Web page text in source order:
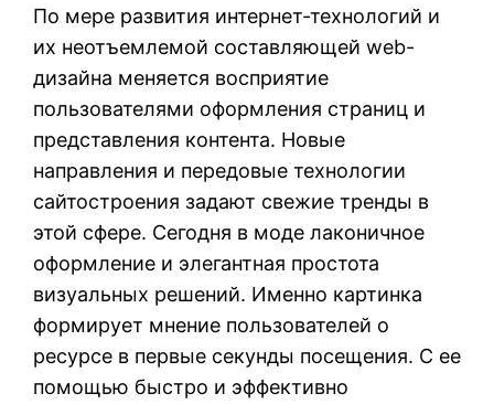
По мере развития интернет-технологий и
их неотъемлемой составляющей web-
дизайна меняется восприятие
пользователями оформления страниц и
представления контента. Новые
направления и передовые технологии
сайтостроения задают свежие тренды в
этой сфере. Сегодня в моде лаконичное
оформление и элегантная простота
визуальных решений. Именно картинка
формирует мнение пользователей о
ресурсе в первые секунды посещения. С ее
помощью быстро и эффективно